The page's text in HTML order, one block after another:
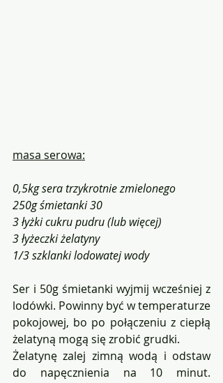
masa serowa:
0,5kg sera trzykrotnie zmielonego
250g śmietanki 30
3 łyżki cukru pudru (lub więcej)
3 łyżeczki żelatyny
1/3 szklanki lodowatej wody
Ser i 50g śmietanki wyjmij wcześniej z
lodówki. Powinny być w temperaturze
pokojowej, bo po połączeniu z ciepłą
żelatyną mogą się zrobić grudki.
Żelatynę zalej zimną wodą i odstaw
do napęcznienia na 10 minut.